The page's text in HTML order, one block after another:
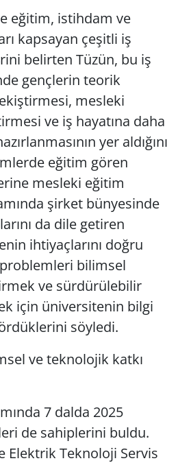
eğitim, istihdam ve
kapsayan çeşitli iş
belirten Tüzün, bu iş
gençlerin teorik
mesleki
ve iş hayatına daha
yer aldığını
eğitim gören
mesleki eğitim
şirket bünyesinde
da dile getiren
ihtiyaçlarını doğru
bilimsel
ve sürdürülebilir
için üniversitenin bilgi
söyledi.
ve teknolojik katkı
7 dalda 2025
de sahiplerini buldu.
Elektrik Teknoloji Servis